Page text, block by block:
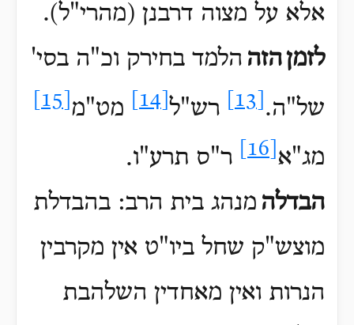
אלא על מצוה דרבנן (מהרי"ל).
לזמןהזה הלמד בחירק וכ"ה בסי'
של"ה.
רש"ל מט"מ
מג"א ר"ס תרע"ו.
הבדלה מנהג בית הרב: בהבדלת
מוצש"ק שחל ביו"ט אין מקרבין
הנרות ואין מאחדין השלהבת